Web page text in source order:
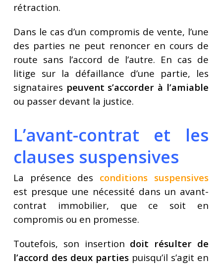
rétraction.
Dans le cas d’un compromis de vente, l’une
des parties ne peut renoncer en cours de
route sans l’accord de l’autre. En cas de
litige sur la défaillance d’une partie, les
signataires peuvent s’accorder à l’amiable
ou passer devant la justice.
L’avant-contrat et les
clauses suspensives
La présence des conditions suspensives
est presque une nécessité dans un avant-
contrat immobilier, que ce soit en
compromis ou en promesse.
Toutefois, son insertion doit résulter de
l’accord des deux parties puisqu’il s’agit en